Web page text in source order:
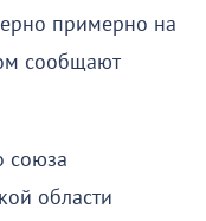
примерно на
сообщают
союза
области